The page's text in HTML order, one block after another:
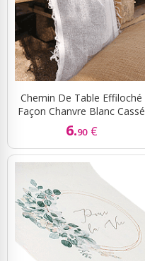
Chemin De Table Effiloché
Façon Chanvre Blanc Cassé
6.90 €